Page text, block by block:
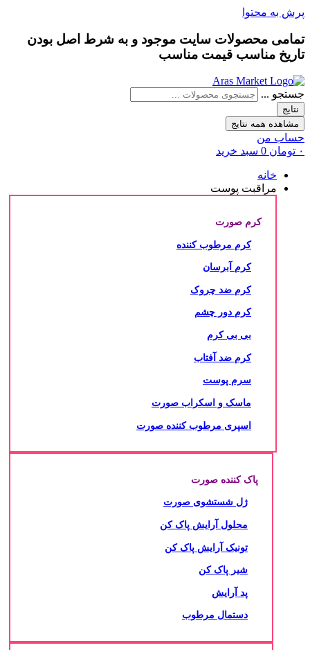
پرش به محتوا
تمامی محصولات سایت موجود و به شرط اصل بودن
تاریخ مناسب قیمت مناسب
جستجو ...
نتایج
مشاهده همه نتایج
حساب من
۰ تومان 0 سبد خرید
خانه
مراقبت پوست
کرم صورت
کرم مرطوب کننده
کرم آبرسان
کرم ضد چروک
کرم دور چشم
بی بی کرم
کرم ضد آفتاب
سرم پوست
ماسک و اسکراب صورت
اسپری مرطوب کننده صورت
پاک کننده صورت
ژل شستشوی صورت
محلول آرایش پاک کن
تونیک آرایش پاک کن
شیر پاک کن
پد آرایش
دستمال مرطوب